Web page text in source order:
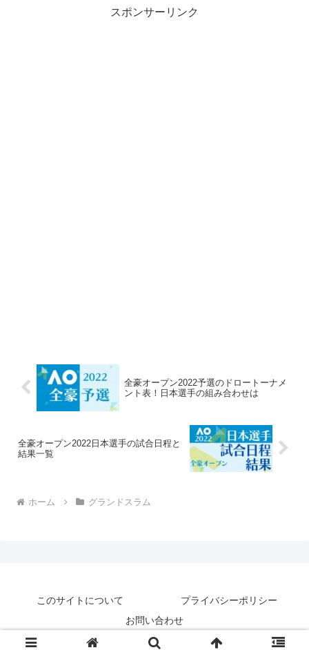
スポンサーリンク
全豪オープン2022予選のドロートーナメ
ント表！日本選手の組み合わせは
全豪オープン2022日本選手の試合日程と
結果一覧
ホーム グランドスラム
このサイトについて
プライバシーポリシー
お問い合わせ
© 2018-2026 テニナゾ.